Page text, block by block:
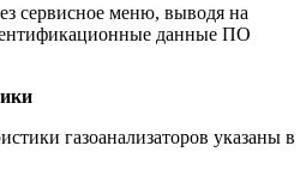
сервисное меню, выводя на
данные ПО
газоанализаторов указаны в